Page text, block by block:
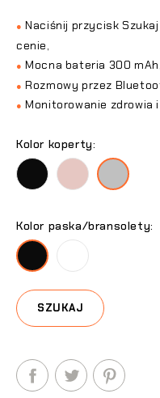
● Naciśnij przycisk
cenie,
● Mocna bateria 300 mAh,
● Rozmowy przez
● Monitorowanie zdrowia
Kolor koperty:
Czarny
Różowe
Złoto
Srebrny
Kolor paska/bransolety:
SrebrnySrebrny
SZUKAJ